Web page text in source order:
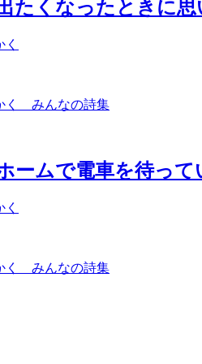
たくなったときに
く みんなの詩集
ームで電車を待っ
く みんなの詩集